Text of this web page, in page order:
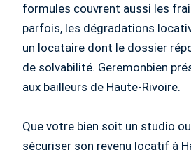
formules couvrent aussi les
parfois, les dégradations
un locataire dont le dossier
de solvabilité. Geremonbien
aux bailleurs de Haute-Rivoire.
Que votre bien soit un studio
sécuriser son revenu locatif à